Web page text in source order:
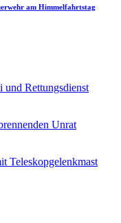
am Himmelfahrtstag
Rettungsdienst
Unrat
Teleskopgelenkmast